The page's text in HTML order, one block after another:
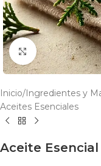
Click to enlarge
Inicio/Ingredientes y
Aceites Esenciales
Aceite Esencial